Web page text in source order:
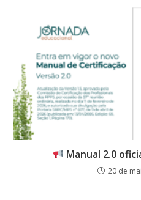
Manual 2.0
20 de